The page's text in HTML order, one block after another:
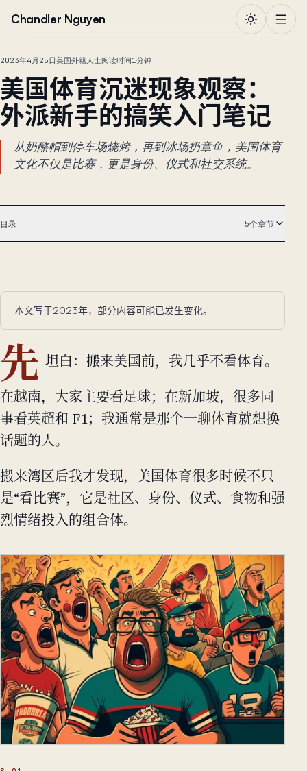
Chandler Nguyen
2023年4月25日美国外籍人士阅读时间1分钟
美国体育沉迷现象观察：
外派新手的搞笑入门笔记
从奶酪帽到停车场烧烤，再到冰场扔章鱼，美国体育
文化不仅是比赛，更是身份、仪式和社交系统。
目录 5个章节
本文写于2023年，部分内容可能已发生变化。
先 坦白：搬来美国前，我几乎不看体育。
在越南，大家主要看足球；在新加坡，很多同
事看英超和 F1；我通常是那个一聊体育就想换
话题的人。
搬来湾区后我才发现，美国体育很多时候不只
是“看比赛”，它是社区、身份、仪式、食物和强
烈情绪投入的组合体。